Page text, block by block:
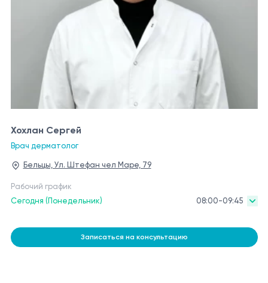
Хохлан Сергей
Врач дерматолог
Бельцы, Ул. Штефан чел Маре, 79
Рабочий график
Сегодня (Понедельник)
08:00-09:45
Записаться на консультацию